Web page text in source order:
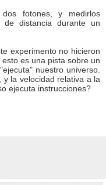
dos fotones, y medirlos
de distancia durante un
experimento no hicieron
es una pista sobre un
nuestro universo.
la velocidad relativa a la
ejecuta instrucciones?